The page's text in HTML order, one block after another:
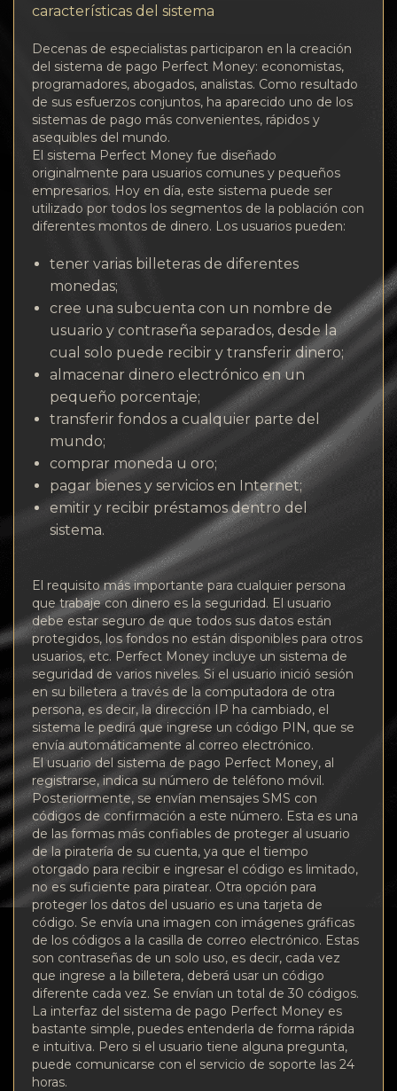
características del sistema
Decenas de especialistas participaron en la creación
del sistema de pago Perfect Money: economistas,
programadores, abogados, analistas. Como resultado
de sus esfuerzos conjuntos, ha aparecido uno de los
sistemas de pago más convenientes, rápidos y
asequibles del mundo.
El sistema Perfect Money fue diseñado
originalmente para usuarios comunes y pequeños
empresarios. Hoy en día, este sistema puede ser
utilizado por todos los segmentos de la población con
diferentes montos de dinero. Los usuarios pueden:
tener varias billeteras de diferentes
monedas;
cree una subcuenta con un nombre de
usuario y contraseña separados, desde la
cual solo puede recibir y transferir dinero;
almacenar dinero electrónico en un
pequeño porcentaje;
transferir fondos a cualquier parte del
mundo;
comprar moneda u oro;
pagar bienes y servicios en Internet;
emitir y recibir préstamos dentro del
sistema.
El requisito más importante para cualquier persona
que trabaje con dinero es la seguridad. El usuario
debe estar seguro de que todos sus datos están
protegidos, los fondos no están disponibles para otros
usuarios, etc. Perfect Money incluye un sistema de
seguridad de varios niveles. Si el usuario inició sesión
en su billetera a través de la computadora de otra
persona, es decir, la dirección IP ha cambiado, el
sistema le pedirá que ingrese un código PIN, que se
envía automáticamente al correo electrónico.
El usuario del sistema de pago Perfect Money, al
registrarse, indica su número de teléfono móvil.
Posteriormente, se envían mensajes SMS con
códigos de confirmación a este número. Esta es una
de las formas más confiables de proteger al usuario
de la piratería de su cuenta, ya que el tiempo
otorgado para recibir e ingresar el código es limitado,
no es suficiente para piratear. Otra opción para
proteger los datos del usuario es una tarjeta de
código. Se envía una imagen con imágenes gráficas
de los códigos a la casilla de correo electrónico. Estas
son contraseñas de un solo uso, es decir, cada vez
que ingrese a la billetera, deberá usar un código
diferente cada vez. Se envían un total de 30 códigos.
La interfaz del sistema de pago Perfect Money es
bastante simple, puedes entenderla de forma rápida
e intuitiva. Pero si el usuario tiene alguna pregunta,
puede comunicarse con el servicio de soporte las 24
horas.